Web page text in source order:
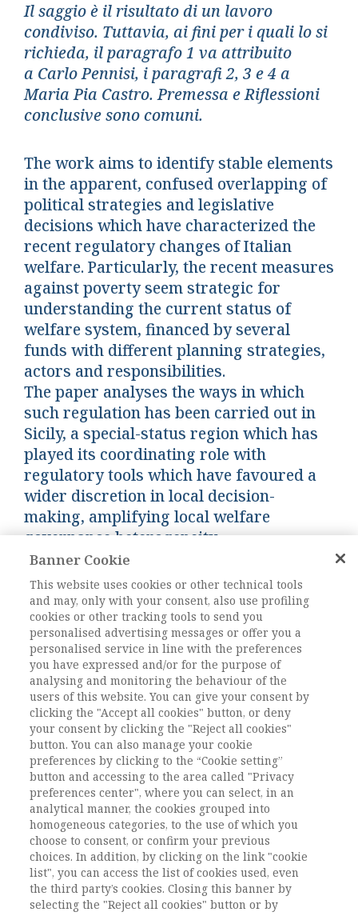
Il saggio è il risultato di un lavoro
condiviso. Tuttavia, ai fini per i quali lo si
richieda, il paragrafo 1 va attribuito
a Carlo Pennisi, i paragrafi 2, 3 e 4 a
Maria Pia Castro. Premessa e Riflessioni
conclusive sono comuni.
The work aims to identify stable elements
in the apparent, confused overlapping of
political strategies and legislative
decisions which have characterized the
recent regulatory changes of Italian
welfare. Particularly, the recent measures
against poverty seem strategic for
understanding the current status of
welfare system, financed by several
funds with different planning strategies,
actors and responsibilities.
The paper analyses the ways in which
such regulation has been carried out in
Sicily, a special-status region which has
played its coordinating role with
regulatory tools which have favoured a
wider discretion in local decision-
making, amplifying local welfare
governance heterogeneity.
Keywords: Misure di contrasto alla povertà,
LEP, Programmazione sociale, Diritti sociali,
Governance multilivello
DOI:DOI: 10.1485/2281-2652-202118-9
Pagine163-183
L'ACCESSO A QUESTO
CONTENUTO E' RISERVATO AGLI
UTENTI ABBONATI
Sei abbonato?ESEGUI L'ACCESSOoppure
ABBONATI.
Banner Cookie
This website uses cookies or other technical tools
and may, only with your consent, also use profiling
cookies or other tracking tools to send you
personalised advertising messages or offer you a
personalised service in line with the preferences
you have expressed and/or for the purpose of
analysing and monitoring the behaviour of the
users of this website. You can give your consent by
clicking the "Accept all cookies" button, or deny
your consent by clicking the "Reject all cookies"
button. You can also manage your cookie
preferences by clicking to the “Cookie setting”
button and accessing to the area called "Privacy
preferences center", where you can select, in an
analytical manner, the cookies grouped into
homogeneous categories, to the use of which you
choose to consent, or confirm your previous
choices. In addition, by clicking on the link "cookie
list", you can access the list of cookies used, even
the third party’s cookies. Closing this banner by
selecting the "Reject all cookies" button or by